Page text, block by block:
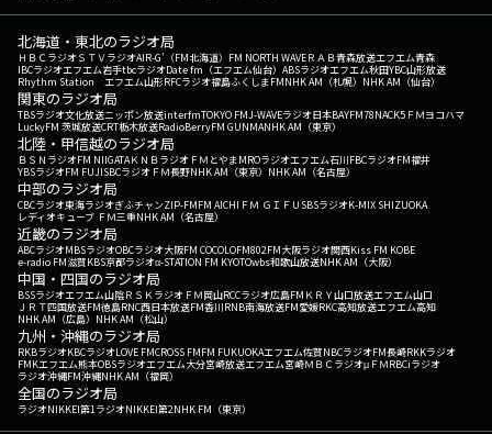
北海道・東北のラジオ局
ＨＢＣラジオＳＴＶラジオAIR-G'（FM北海道） FM NORTH WAVEＲＡＢ青森放送エフエム青森
IBCラジオエフエム岩手tbcラジオDate fm（エフエム仙台） ABSラジオエフエム秋田YBC山形放送
Rhythm Station エフエム山形RFCラジオ福島ふくしまFMNHK AM（札幌） NHK AM（仙台）
関東のラジオ局
TBSラジオ文化放送ニッポン放送interfmTOKYO FMJ-WAVEラジオ日本BAYFM78NACK5 ＦＭヨコハマ
LuckyFM 茨城放送CRT栃木放送RadioBerryFM GUNMANHK AM（東京）
北陸・甲信越のラジオ局
ＢＳＮラジオFM NIIGATAＫＮＢラジオ ＦＭとやまMROラジオエフエム石川FBCラジオFM福井
YBSラジオFM FUJISBCラジオ ＦＭ長野NHK AM（東京） NHK AM（名古屋）
中部のラジオ局
CBCラジオ東海ラジオぎふチャンZIP-FMFM AICHI ＦＭ ＧＩＦＵ SBSラジオK-MIX SHIZUOKA
レディオキューブ ＦＭ三重NHK AM（名古屋）
近畿のラジオ局
ABCラジオMBSラジオOBCラジオ大阪FM COCOLOFM802FM大阪ラジオ関西Kiss FM KOBE
e-radio FM滋賀KBS京都ラジオα-STATION FM KYOTOwbs和歌山放送NHK AM（大阪）
中国・四国のラジオ局
BSSラジオエフエム山陰ＲＳＫラジオ ＦＭ岡山RCCラジオ広島FM ＫＲＹ山口放送エフエム山口
ＪＲＴ四国放送FM徳島RNC西日本放送FM香川RNB南海放送FM愛媛RKC高知放送エフエム高知
NHK AM（広島） NHK AM（松山）
九州・沖縄のラジオ局
RKBラジオKBCラジオLOVE FMCROSS FMFM FUKUOKAエフエム佐賀NBCラジオFM長崎RKKラジオ
FMKエフエム熊本OBSラジオエフエム大分宮崎放送エフエム宮崎ＭＢＣラジオμＦＭRBCiラジオ
ラジオ沖縄FM沖縄NHK AM（福岡）
全国のラジオ局
ラジオNIKKEI第1ラジオNIKKEI第2NHK FM（東京）